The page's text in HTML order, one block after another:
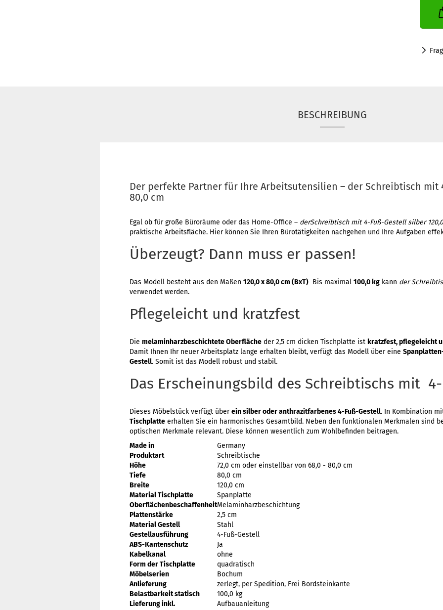
BESCHREIBUNG
Der perfekte Partner für Ihre Arbeitsutensilien – der Schreibtisch mit
80,0 cm
Egal ob für große Büroräume oder das Home-Office – derSchreibtisch mit 4-Fuß-Gestell silber
praktische Arbeitsfläche. Hier können Sie Ihren Bürotätigkeiten nachgehen und Ihre Aufgaben
Überzeugt? Dann muss er passen!
Das Modell besteht aus den Maßen 120,0 x 80,0 cm (BxT) Bis maximal 100,0 kg kann der
verwendet werden.
Pflegeleicht und kratzfest
Die melaminharzbeschichtete Oberfläche der 2,5 cm dicken Tischplatte ist kratzfest, pflegeleicht
Damit Ihnen Ihr neuer Arbeitsplatz lange erhalten bleibt, verfügt das Modell über eine
Gestell. Somit ist das Modell robust und stabil.
Das Erscheinungsbild des Schreibtischs mit
Dieses Möbelstück verfügt überein silber oder anthrazitfarbenes 4-Fuß-Gestell. In Kombination
Tischplatte erhalten Sie ein harmonisches Gesamtbild. Neben den funktionalen Merkmalen sind
optischen Merkmale relevant. Diese können wesentlich zum Wohlbefinden beitragen.
Made in
Germany
Produktart
Schreibtische
Höhe
72,0 cm oder einstellbar von 68,0 - 80,0 cm
Tiefe
80,0 cm
Breite
120,0 cm
Material Tischplatte
Spanplatte
OberflächenbeschaffenheitMelaminharzbeschichtung
Plattenstärke
2,5 cm
Material Gestell
Stahl
Gestellausführung
4-Fuß-Gestell
ABS-Kantenschutz
Ja
Kabelkanal
ohne
Form der Tischplatte
quadratisch
Möbelserien
Bochum
Anlieferung
zerlegt, per Spedition, Frei Bordsteinkante
Belastbarkeit statisch
100,0 kg
Lieferung inkl.
Aufbauanleitung